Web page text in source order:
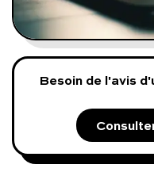
Blog
Prenez soin de
Consultez
Besoin de l'avis